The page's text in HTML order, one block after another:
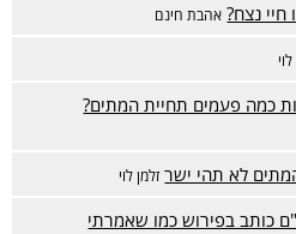
חיי נצח? אהבת חינם
כמה פעמים תחיית המתים?
לא תהי ישר זלמן לוי
כותב בפירוש כמו שאמרתי